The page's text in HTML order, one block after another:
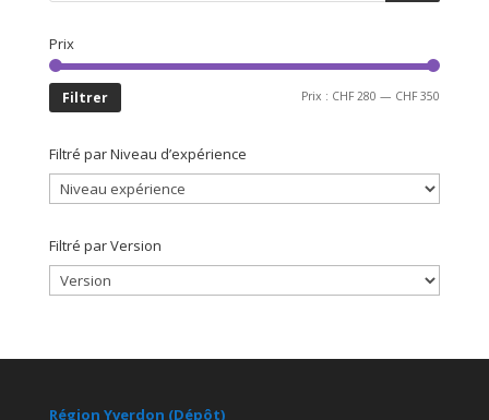
Prix
Filtrer Prix : CHF 280 — CHF 350
Filtré par Niveau d’expérience
Filtré par Version
Région Yverdon (Dépôt)